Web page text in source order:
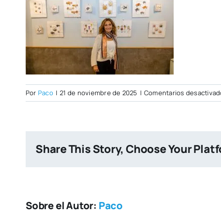
Por Paco | 21 de noviembre de 2025 | Comentarios
Share This Story, Choose Your
Sobre el Autor: Paco